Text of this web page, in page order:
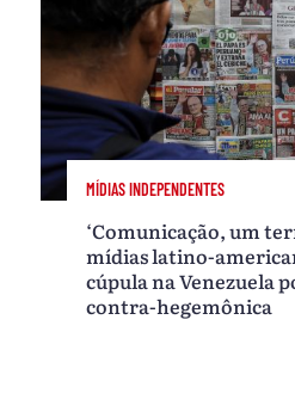
MÍDIAS INDEPENDENTES
‘Comunicação, um
mídias latino-
cúpula na Venezuela
contra-hegemônica